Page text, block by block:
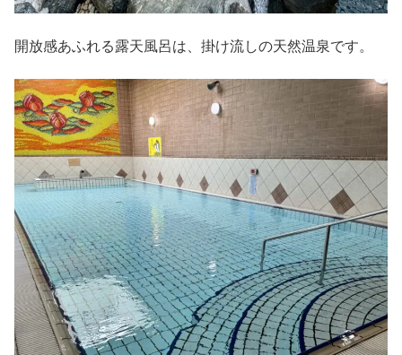
開放感あふれる露天風呂は、掛け流しの天然温泉です。